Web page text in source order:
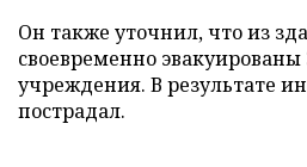
Он также уточнил, что из
своевременно эвакуированы
учреждения. В результате
пострадал.